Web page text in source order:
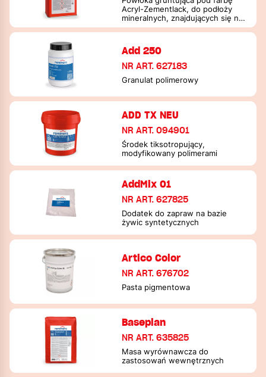
Acryl-Zementlack, do podłoży
mineralnych, znajdujących się na
otwartej przestrzeni
Add 250
NR ART. 627183
Granulat polimerowy
ADD TX NEU
NR ART. 094901
Środek tiksotropujący,
modyfikowany polimerami
AddMix 01
NR ART. 627825
Dodatek do zapraw na bazie
żywic syntetycznych
Artico Color
NR ART. 676702
Pasta pigmentowa
Baseplan
NR ART. 635825
Masa wyrównawcza do
zastosowań wewnętrznych